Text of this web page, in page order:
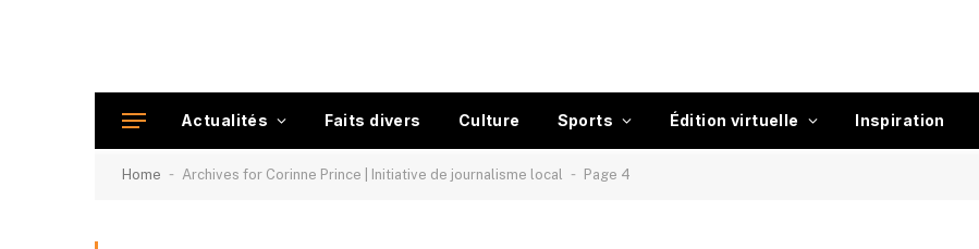
Actualités Faits divers Culture Sports Édition virtuelle Inspiration
Home - Archives for Corinne Prince | Initiative de journalisme local - Page 4